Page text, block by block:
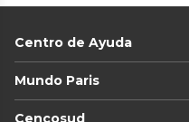
Centro de Ayuda
Mundo Paris
Cencosud